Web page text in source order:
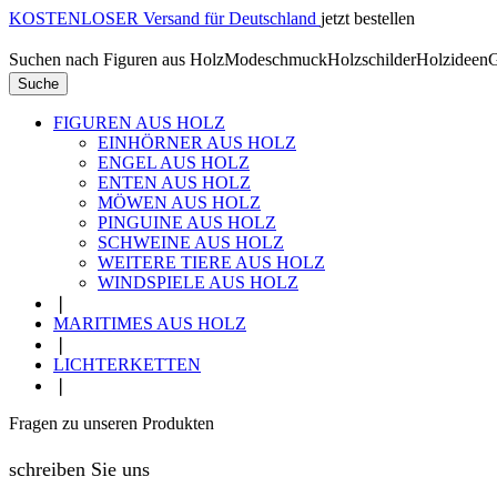
KOSTENLOSER Versand für Deutschland jetzt bestellen
Suchen nach Figuren aus HolzModeschmuckHolzschilderHolzideen
Suche
FIGUREN AUS HOLZ
EINHÖRNER AUS HOLZ
ENGEL AUS HOLZ
ENTEN AUS HOLZ
MÖWEN AUS HOLZ
PINGUINE AUS HOLZ
SCHWEINE AUS HOLZ
WEITERE TIERE AUS HOLZ
WINDSPIELE AUS HOLZ
MARITIMES AUS HOLZ
LICHTERKETTEN
Fragen zu unseren Produkten
schreiben Sie uns